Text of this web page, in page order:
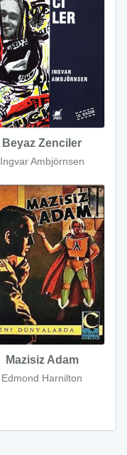
Beyaz Zenciler
Ingvar Ambjörnsen
Mazisiz Adam
Edmond Harnilton